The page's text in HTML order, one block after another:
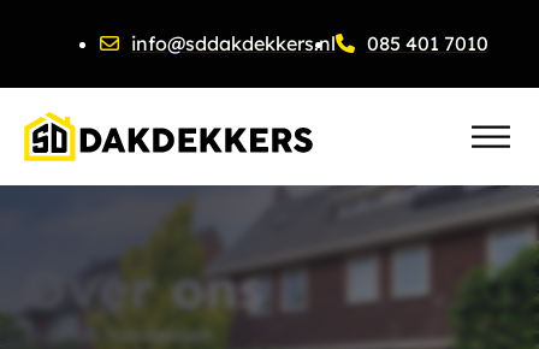
info@sddakdekkers.nl 085 401 7010
Over ons
Over SD Dakdekkers